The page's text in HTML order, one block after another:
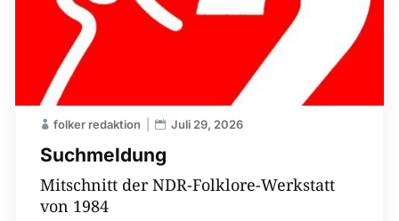
Suchmeldung
folker redaktion Juli 29, 2026
Mitschnitt der NDR-Folklore-Werkstatt
von 1984